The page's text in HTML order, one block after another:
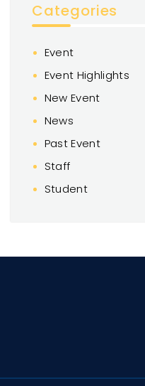
Categories
Event
Event Highlights
New Event
News
Past Event
Staff
Student